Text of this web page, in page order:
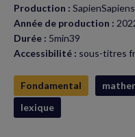
Production :
Année de production :
Durée : 5min39
Accessibilité : sous-titres
Fondamental
lexique